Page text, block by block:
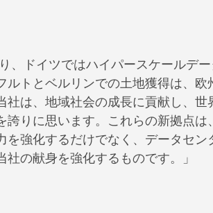
、ドイツではハイパースケールデ
トとベルリンでの土地獲得は、欧
は、地域社会の成長に貢献し、世
りに思います。これらの新拠点は
強化するだけでなく、データセン
の献身を強化するものです。」